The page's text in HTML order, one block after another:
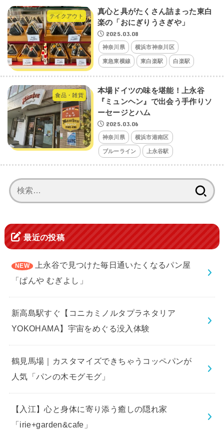
テイクアウト
真心と具がたくさん詰まった東白
楽の「おにぎりうさぎや」
2025.03.08
神奈川県 横浜市神奈川区
東急東横線 東白楽駅 白楽駅
食品・雑貨
本場ドイツの味を堪能！上永谷
『ミュンヘン』で出会う手作りソ
ーセージとハム
2025.03.06
神奈川県 横浜市港南区
ブルーライン 上永谷駅
索:
最近の投稿
上永谷で見つけた毎日通いたくなるパン屋
「ぱんや むぎよし」
新高島駅すぐ【コニカミノルタプラネタリア
YOKOHAMA】宇宙をめぐる没入体験
鶴見馬場｜カスタマイズできちゃうコッペパンが
人気「パンの木モグモグ」
【入江】心と身体に寄り添う癒しの隠れ家
「irie+garden&cafe」